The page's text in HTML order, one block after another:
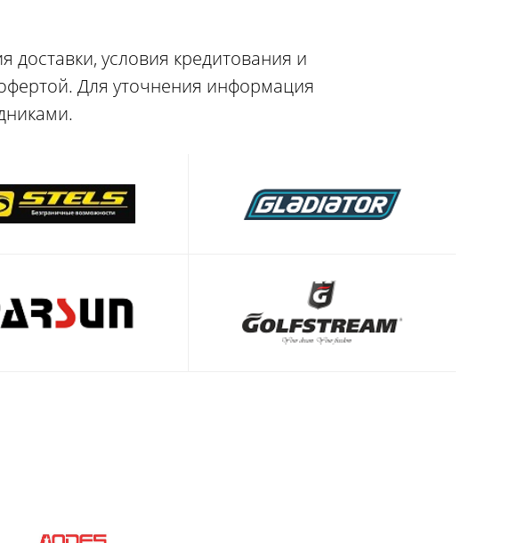
доставки, условия кредитования и
Для уточнения информация